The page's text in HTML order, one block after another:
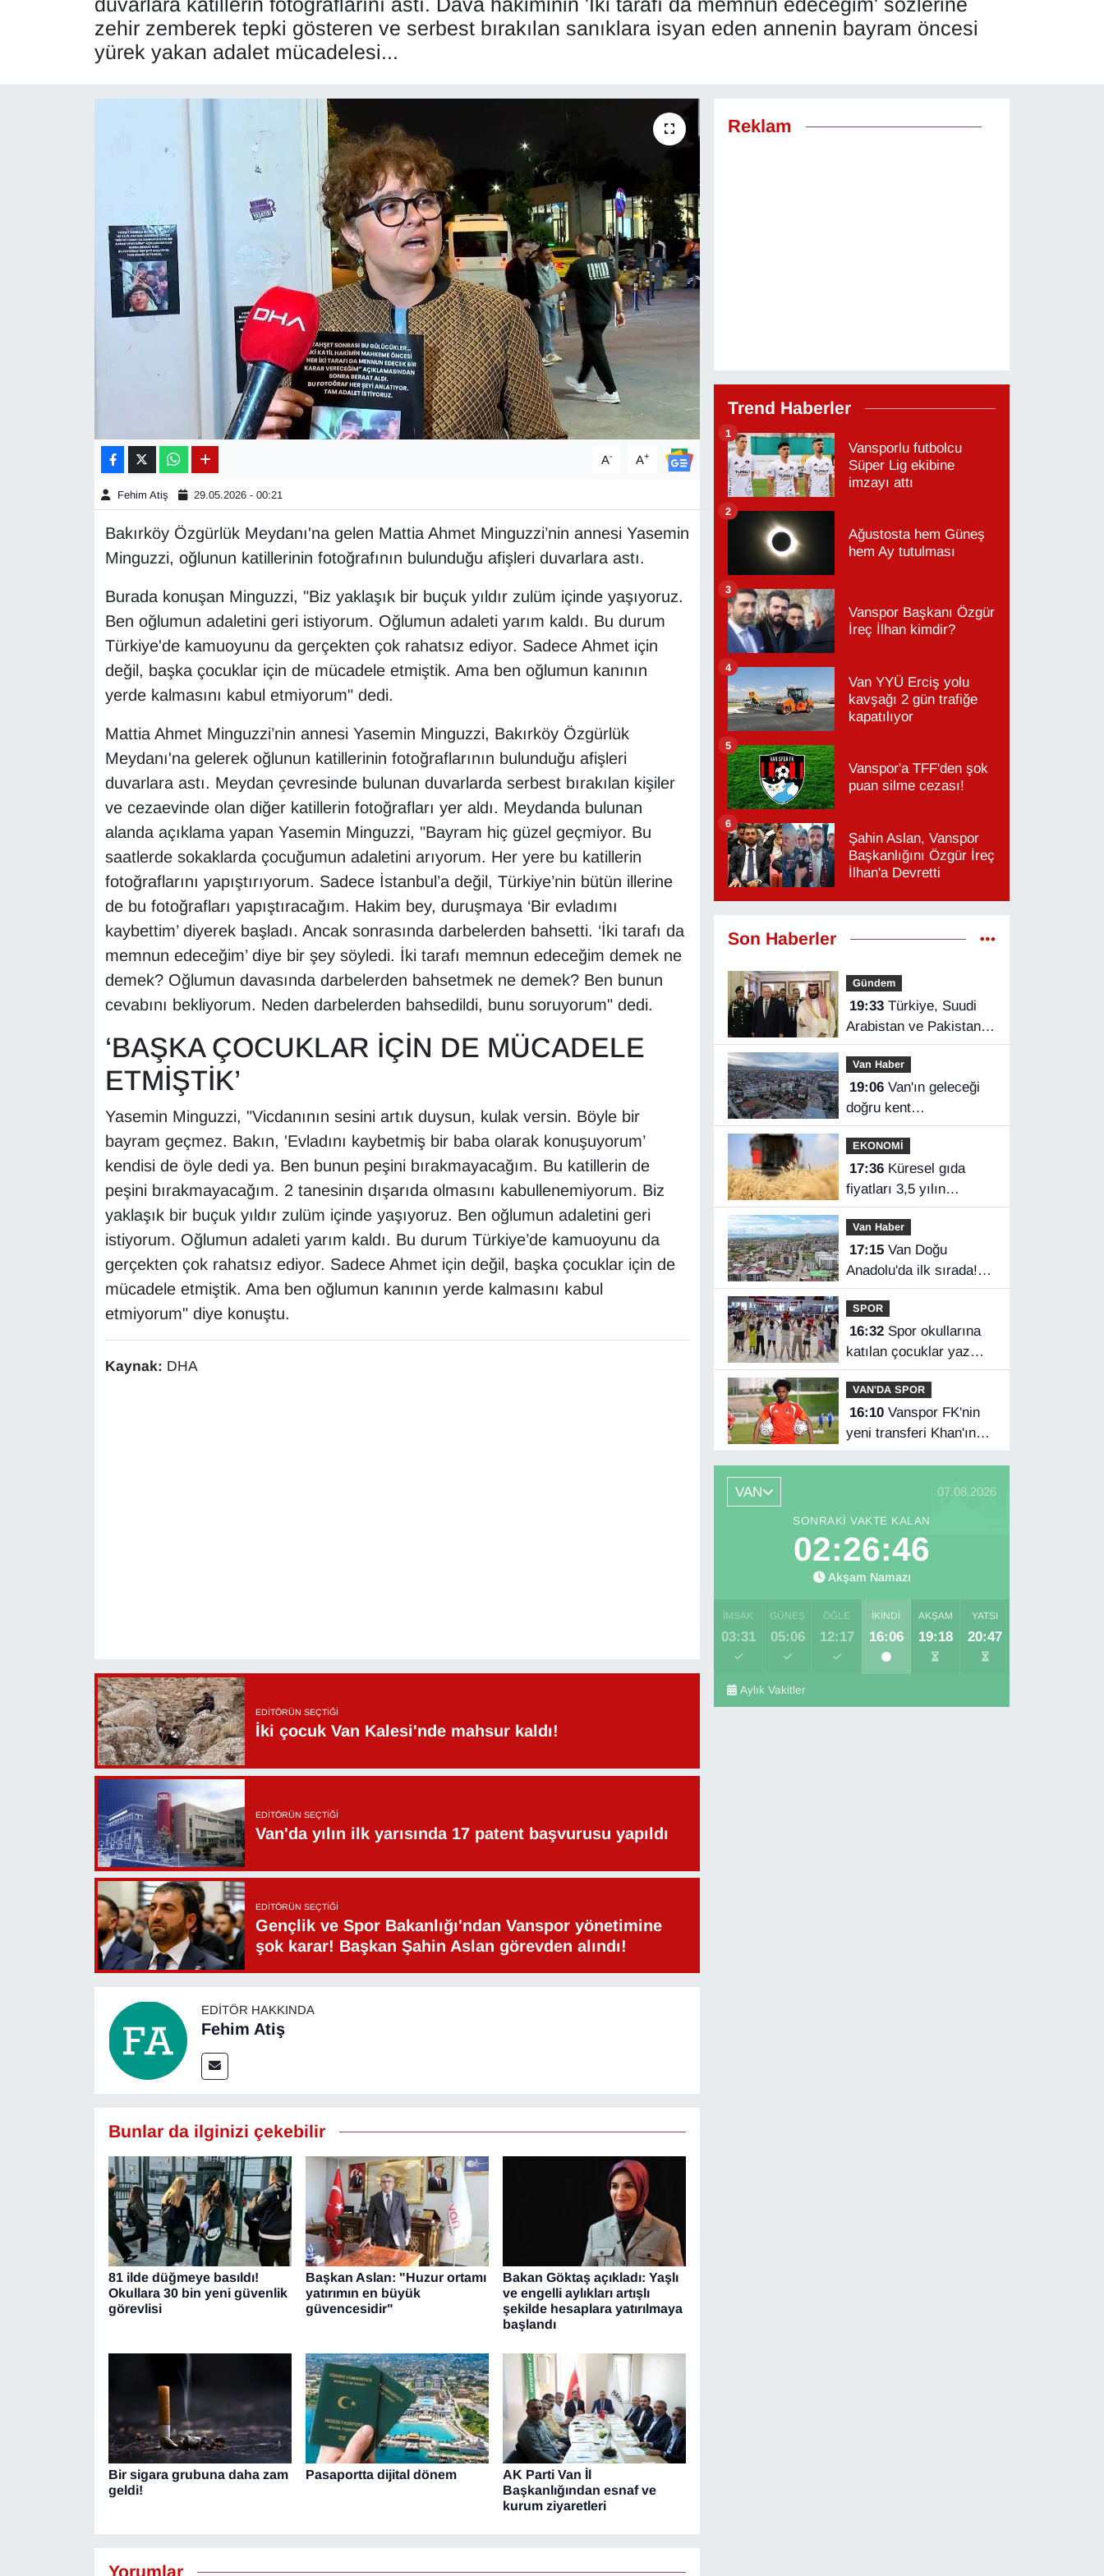
zehir zemberek tepki gösteren ve serbest bırakılan sanıklara isyan eden annenin bayram öncesi
yürek yakan adalet mücadelesi...
A- A+
Fehim Atiş 29.05.2026 - 00:21
Bakırköy Özgürlük Meydanı'na gelen Mattia Ahmet Minguzzi’nin annesi Yasemin
Minguzzi, oğlunun katillerinin fotoğrafının bulunduğu afişleri duvarlara astı.
Burada konuşan Minguzzi, "Biz yaklaşık bir buçuk yıldır zulüm içinde yaşıyoruz.
Ben oğlumun adaletini geri istiyorum. Oğlumun adaleti yarım kaldı. Bu durum
Türkiye'de kamuoyunu da gerçekten çok rahatsız ediyor. Sadece Ahmet için
değil, başka çocuklar için de mücadele etmiştik. Ama ben oğlumun kanının
yerde kalmasını kabul etmiyorum" dedi.
Mattia Ahmet Minguzzi’nin annesi Yasemin Minguzzi, Bakırköy Özgürlük
Meydanı'na gelerek oğlunun katillerinin fotoğraflarının bulunduğu afişleri
duvarlara astı. Meydan çevresinde bulunan duvarlarda serbest bırakılan kişiler
ve cezaevinde olan diğer katillerin fotoğrafları yer aldı. Meydanda bulunan
alanda açıklama yapan Yasemin Minguzzi, "Bayram hiç güzel geçmiyor. Bu
saatlerde sokaklarda çocuğumun adaletini arıyorum. Her yere bu katillerin
fotoğraflarını yapıştırıyorum. Sadece İstanbul’a değil, Türkiye’nin bütün illerine
de bu fotoğrafları yapıştıracağım. Hakim bey, duruşmaya ‘Bir evladımı
kaybettim’ diyerek başladı. Ancak sonrasında darbelerden bahsetti. ‘İki tarafı da
memnun edeceğim’ diye bir şey söyledi. İki tarafı memnun edeceğim demek ne
demek? Oğlumun davasında darbelerden bahsetmek ne demek? Ben bunun
cevabını bekliyorum. Neden darbelerden bahsedildi, bunu soruyorum" dedi.
‘BAŞKA ÇOCUKLAR İÇİN DE MÜCADELE
ETMİŞTİK’
Yasemin Minguzzi, "Vicdanının sesini artık duysun, kulak versin. Böyle bir
bayram geçmez. Bakın, 'Evladını kaybetmiş bir baba olarak konuşuyorum’
kendisi de öyle dedi ya. Ben bunun peşini bırakmayacağım. Bu katillerin de
peşini bırakmayacağım. 2 tanesinin dışarıda olmasını kabullenemiyorum. Biz
yaklaşık bir buçuk yıldır zulüm içinde yaşıyoruz. Ben oğlumun adaletini geri
istiyorum. Oğlumun adaleti yarım kaldı. Bu durum Türkiye’de kamuoyunu da
gerçekten çok rahatsız ediyor. Sadece Ahmet için değil, başka çocuklar için de
mücadele etmiştik. Ama ben oğlumun kanının yerde kalmasını kabul
etmiyorum" diye konuştu.
Kaynak: DHA
EDITÖRÜN SEÇTIĞI
İki çocuk Van Kalesi'nde mahsur kaldı!
EDITÖRÜN SEÇTIĞI
Van'da yılın ilk yarısında 17 patent başvurusu yapıldı
EDITÖRÜN SEÇTIĞI
Gençlik ve Spor Bakanlığı'ndan Vanspor yönetimine
şok karar! Başkan Şahin Aslan görevden alındı!
EDITÖR HAKKINDA
Fehim Atiş
Bunlar da ilginizi çekebilir
81 ilde düğmeye basıldı!
Okullara 30 bin yeni güvenlik
görevlisi
Başkan Aslan: "Huzur ortamı
yatırımın en büyük
güvencesidir"
Bakan Göktaş açıkladı: Yaşlı
ve engelli aylıkları artışlı
şekilde hesaplara yatırılmaya
başlandı
Bir sigara grubuna daha zam
geldi!
Pasaportta dijital dönem
AK Parti Van İl
Başkanlığından esnaf ve
kurum ziyaretleri
Reklam
Trend Haberler
Vansporlu futbolcu
Süper Lig ekibine
imzayı attı
1
Ağustosta hem Güneş
hem Ay tutulması
2
Vanspor Başkanı Özgür
İreç İlhan kimdir?
3
Van YYÜ Erciş yolu
kavşağı 2 gün trafiğe
kapatılıyor
4
Vanspor'a TFF'den şok
puan silme cezası!
5
Şahin Aslan, Vanspor
Başkanlığını Özgür İreç
İlhan'a Devretti
6
Son Haberler
Gündem
19:33Türkiye, Suudi
Arabistan ve Pakistan
üçlü savunma
anlaşması imzaladı
Van Haber
19:06Van'ın geleceği
doğru kent
planlamasında
EKONOMİ
17:36Küresel gıda
fiyatları 3,5 yılın
zirvesinde
Van Haber
17:15Van Doğu
Anadolu'da ilk sırada!
Bakanlık verileri
paylaştı…
SPOR
16:32Spor okullarına
katılan çocuklar yaz
tatilini dolu dolu
geçiriyor
VAN'DA SPOR
16:10Vanspor FK'nin
yeni transferi Khan'ın
Türkiye mutluluğu
VAN 07.08.2026
SONRAKI VAKTE KALAN
02:26:45
Akşam Namazı
İMSAK
03:31
GÜNEŞ
05:06
ÖĞLE
12:17
İKINDI
16:06
AKŞAM
19:18
YATSI
20:47
Aylık Vakitler
En çok konuşulanlar
HABERDE İNSAN
Kamu Alımları
Kim Kimdir?
Kültür & Sanat
MAGAZİN
ONE EKONOMİ
POLİTİKA
Resmi İlanlar
Sinema - TV
TEKNOLOJİ
VAN'DA SPOR